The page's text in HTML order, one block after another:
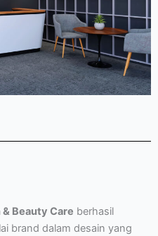
Beauty Care berhasil
brand dalam desain yang